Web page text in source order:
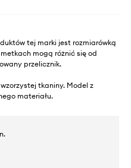
tej marki jest rozmiarówką
mogą różnić się od
przelicznik.
tkaniny. Model z
materiału.